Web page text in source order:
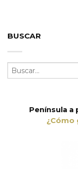
BUSCAR
Península a
¿Cómo